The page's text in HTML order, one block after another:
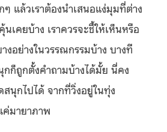
แล้วเราต้องนำเสนอแง่มุมที่ต่าง
เคยบ้าง เราควรจะชี้ให้เห็นหรือ
งอย่างในวรรณกรรมบ้าง บางที
ก็ถูกตั้งคำถามบ้างได้มั้ย นี่คง
นุกไปได้ จากที่วิ่งอยู่ในทุ่ง
ค่มายาภาพ